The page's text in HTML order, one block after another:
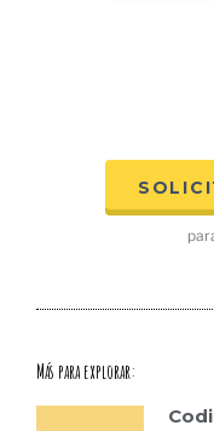
Más para explorar: